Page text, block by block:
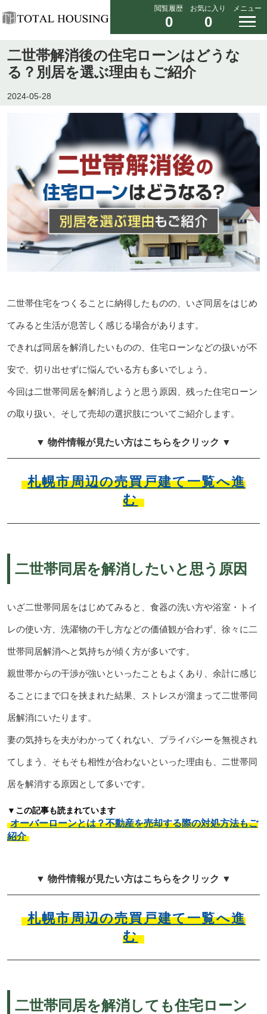
閲覧履歴
0
お気に入り
0
メニュー
二世帯解消後の住宅ローンはどうな
る？別居を選ぶ理由もご紹介
2024-05-28
二世帯住宅をつくることに納得したものの、いざ同居をはじめ
てみると生活が息苦しく感じる場合があります。
できれば同居を解消したいものの、住宅ローンなどの扱いが不
安で、切り出せずに悩んでいる方も多いでしょう。
今回は二世帯同居を解消しようと思う原因、残った住宅ローン
の取り扱い、そして売却の選択肢についてご紹介します。
▼ 物件情報が見たい方はこちらをクリック ▼
札幌市周辺の売買戸建て一覧へ進
む
二世帯同居を解消したいと思う原因
いざ二世帯同居をはじめてみると、食器の洗い方や浴室・トイ
レの使い方、洗濯物の干し方などの価値観が合わず、徐々に二
世帯同居解消へと気持ちが傾く方が多いです。
親世帯からの干渉が強いといったこともよくあり、余計に感じ
ることにまで口を挟まれた結果、ストレスが溜まって二世帯同
居解消にいたります。
妻の気持ちを夫がわかってくれない、プライバシーを無視され
てしまう、そもそも相性が合わないといった理由も、二世帯同
居を解消する原因として多いです。
▼この記事も読まれています
オーバーローンとは？不動産を売却する際の対処方法もご
紹介
▼ 物件情報が見たい方はこちらをクリック ▼
札幌市周辺の売買戸建て一覧へ進
む
二世帯同居を解消しても住宅ローン